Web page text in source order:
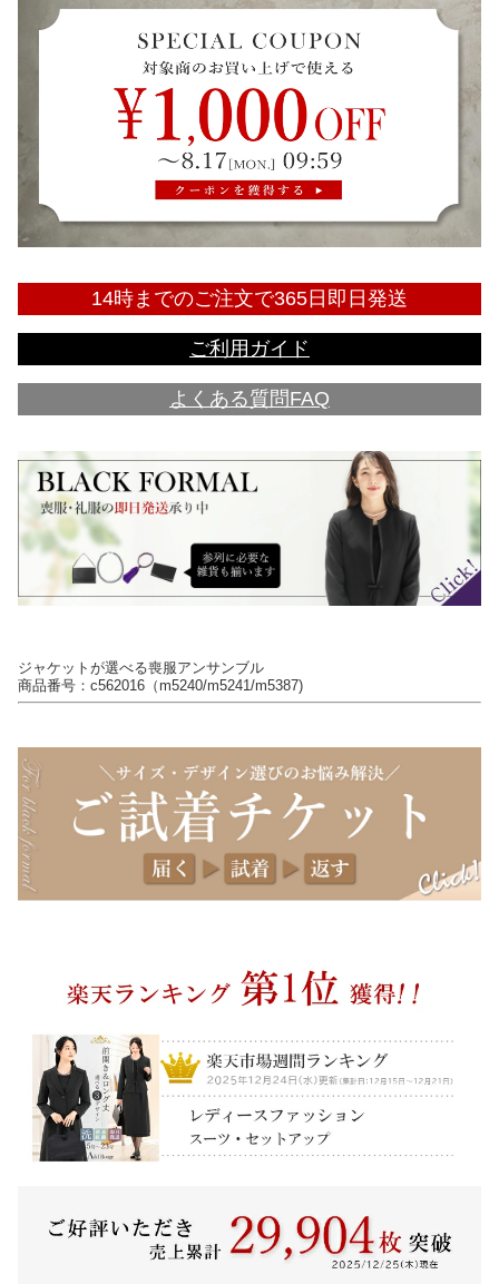
14時までのご注文で365日即日発送
ご利用ガイド
よくある質問FAQ
ジャケットが選べる喪服アンサンブル
商品番号：c562016（m5240/m5241/m5387)